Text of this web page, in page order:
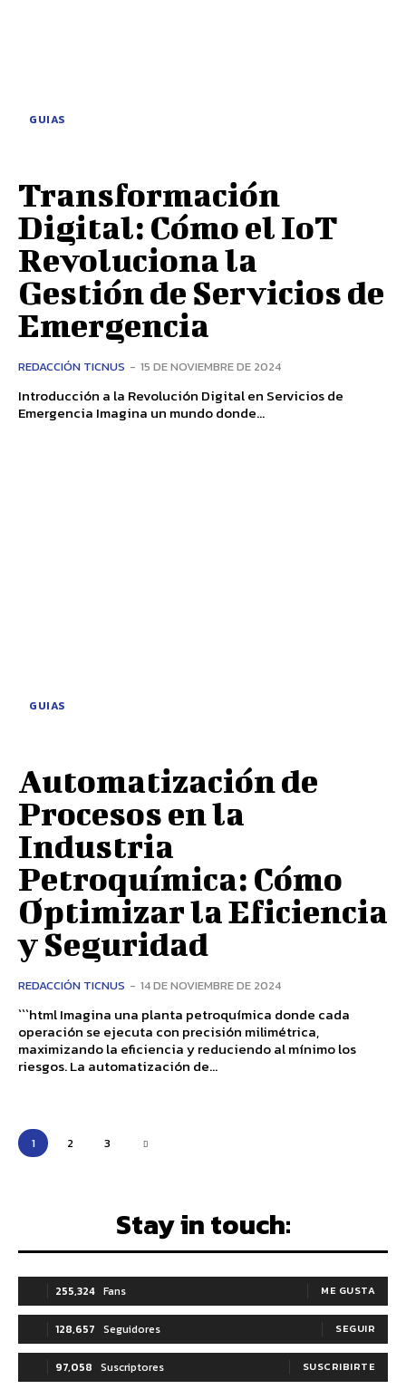
GUIAS
Transformación
Digital: Cómo el IoT
Revoluciona la
Gestión de Servicios de
Emergencia
REDACCIÓN TICNUS - 15 DE NOVIEMBRE DE 2024
Introducción a la Revolución Digital en Servicios de
Emergencia Imagina un mundo donde...
GUIAS
Automatización de
Procesos en la
Industria
Petroquímica: Cómo
Optimizar la Eficiencia
y Seguridad
REDACCIÓN TICNUS - 14 DE NOVIEMBRE DE 2024
```html Imagina una planta petroquímica donde cada
operación se ejecuta con precisión milimétrica,
maximizando la eficiencia y reduciendo al mínimo los
riesgos. La automatización de...
1 2 3
Stay in touch:
255,324 Fans ME GUSTA
128,657 Seguidores SEGUIR
97,058 Suscriptores SUSCRIBIRTE